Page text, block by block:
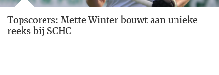
Topscorers: Mette Winter bouwt aan unieke
reeks bij SCHC